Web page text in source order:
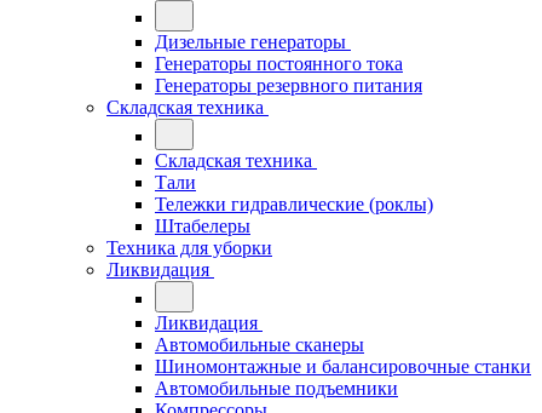
Дизельные генераторы
Генераторы постоянного тока
Генераторы резервного питания
Складская техника
Складская техника
Тали
Тележки гидравлические (роклы)
Штабелеры
Техника для уборки
Ликвидация
Ликвидация
Автомобильные сканеры
Шиномонтажные и балансировочные станки
Автомобильные подъемники